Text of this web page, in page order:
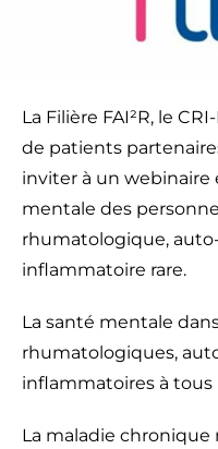
La Filière FAI²R, le
de patients
inviter à un webinaire
mentale des
rhumatologique,
inflammatoire rare.
La santé mentale
rhumatologiques,
inflammatoires à tous
La maladie